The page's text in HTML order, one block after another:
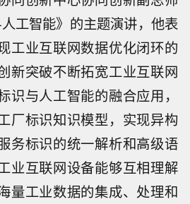
工智能》的主题演讲，他表
工业互联网数据优化闭环的
新突破不断拓宽工业互联网
识与人工智能的融合应用，
厂标识知识模型，实现异构
务标识的统一解析和高级语
业互联网设备能够互相理解
量工业数据的集成、处理和